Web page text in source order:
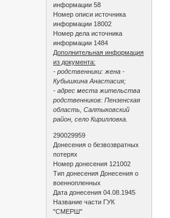
информации 58
Номер описи источника
информации 18002
Номер дела источника
информации 1484
Дополнительная информация
из документа:
- родственники: жена -
Кубышкина Анастасия;
- адрес места жительства
родственников: Пензенская
область, Салтыковский
район, село Кирилловка.
290029959
Донесения о безвозвратных
потерях
Номер донесения 121002
Тип донесения Донесения о
военнопленных
Дата донесения 04.08.1945
Название части ГУК
"СМЕРШ"